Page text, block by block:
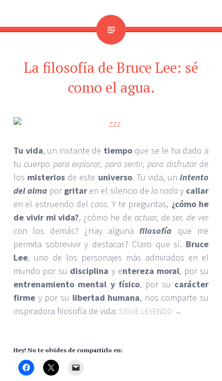
La filosofía de Bruce Lee: sé
como el agua.
Tu vida, un instante de tiempoque se le ha dado a
tu cuerpo para explorar, para sentir, para disfrutarde
los misterios de este universo. Tu vida, un intento
del alma porgritar en el silencio de la naday callar
en el estruendo delcaos. Y te preguntas, ¿cómo he
de vivir mi vida?, ¿cómo he de actuar, de ser, de ver
con los demás? ¿Hay algunafilosofía que me
permita sobrevivir y destacar? Claro que sí. Bruce
Lee, uno de los personajes más admirados en el
mundo por su disciplina y entereza moral, por su
entrenamiento mental y físico, por su carácter
firme y por su libertad humana, nos comparte su
inspiradora filosofía de vida: SIGUE LEYENDO →
Hey! No te olvides de compartirlo en: